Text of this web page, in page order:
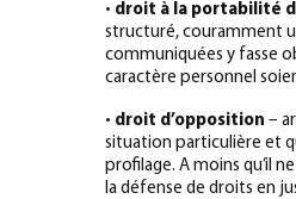
• droit à la portabilité
structuré, couramment
communiquées y fasse
caractère personnel
• droit d’opposition –
situation particulière et
profilage. A moins qu’il
la défense de droits en